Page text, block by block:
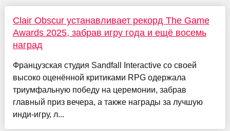
Clair Obscur устанавливает рекорд The Game
Awards 2025, забрав игру года и ещё восемь
наград
Французская студия Sandfall Interactive со своей
высоко оценённой критиками RPG одержала
триумфальную победу на церемонии, забрав
главный приз вечера, а также награды за лучшую
инди-игру, л...